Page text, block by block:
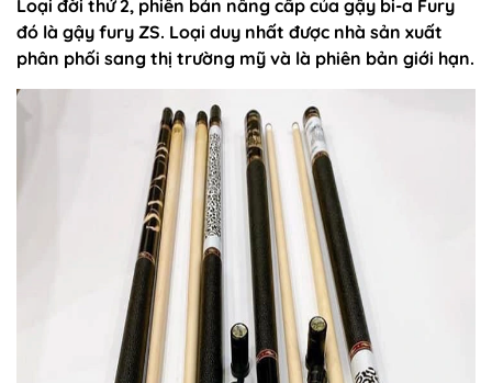
Loại đời thứ 2, phiên bản nâng cấp của gậy bi-a Fury
đó là gậy fury ZS. Loại duy nhất được nhà sản xuất
phân phối sang thị trường mỹ và là phiên bản giới hạn.